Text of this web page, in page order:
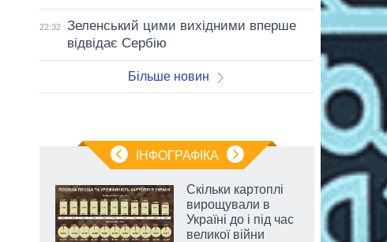
22:32
Зеленський цими вихідними вперше
відвідає Сербію
Більше новин
ІНФОГРАФІКА
Скільки картоплі
вирощували в
Україні до і під час
великої війни